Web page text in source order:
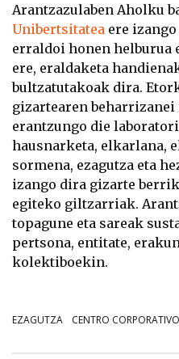
Arantzazulaben Aholku
Unibertsitatea ere
erraldoi honen helburua
ere, eraldaketa
bultzatutakoak dira.
gizartearen
erantzungo die
hausnarketa, elkarlana,
sormena, ezagutza eta
izango dira gizarte
egiteko giltzarriak.
topagune eta sareak
pertsona, entitate,
kolektiboekin.
EZAGUTZA CENTRO